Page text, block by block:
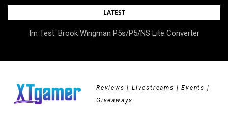
Skip
LATEST
Im Test: Brook Wingman P5s/P5/NS Lite Converter
Reviews | Livestreams | Events |
Giveaways